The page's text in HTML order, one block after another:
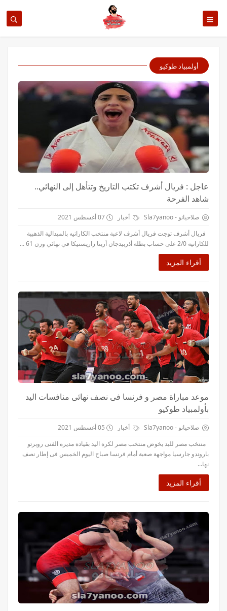
أولمبياد طوكيو
عاجل : فريال أشرف تكتب التاريخ وتتأهل إلى النهائي..
شاهد الفرحة
صلاحيانو - Sla7yanoo أخبار
07 أغسطس 2021
فريال أشرف توجت فريال أشرف لاعبة منتخب الكاراتيه بالميدالية الذهبية
للكاراتيه 2/0 على حساب بطلة أذربيدجان أرينا زاريستيكا في نهائي وزن 61 ...
أقراء المزيد
موعد مباراة مصر و فرنسا فى نصف نهائى منافسات اليد
بأولمبياد طوكيو
صلاحيانو - Sla7yanoo أخبار
05 أغسطس 2021
منتخب مصر لليد يخوض منتخب مصر لكرة اليد بقيادة مديره الفنى روبرتو
باروندو جارسيا مواجهة صعبة أمام فرنسا صباح اليوم الخميس فى إطار نصف
نها...
أقراء المزيد